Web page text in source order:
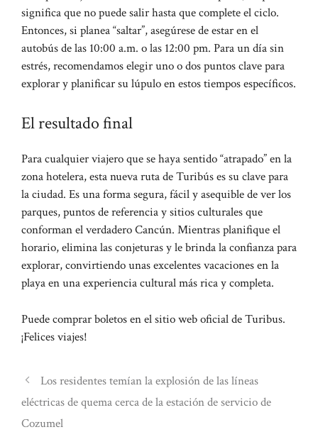
significa que no puede salir hasta que complete el ciclo.
Entonces, si planea “saltar”, asegúrese de estar en el
autobús de las 10:00 a.m. o las 12:00 pm. Para un día sin
estrés, recomendamos elegir uno o dos puntos clave para
explorar y planificar su lúpulo en estos tiempos específicos.
El resultado final
Para cualquier viajero que se haya sentido “atrapado” en la
zona hotelera, esta nueva ruta de Turibús es su clave para
la ciudad. Es una forma segura, fácil y asequible de ver los
parques, puntos de referencia y sitios culturales que
conforman el verdadero Cancún. Mientras planifique el
horario, elimina las conjeturas y le brinda la confianza para
explorar, convirtiendo unas excelentes vacaciones en la
playa en una experiencia cultural más rica y completa.
Puede comprar boletos en el sitio web oficial de Turibus.
¡Felices viajes!
Los residentes temían la explosión de las líneas
eléctricas de quema cerca de la estación de servicio de
Cozumel